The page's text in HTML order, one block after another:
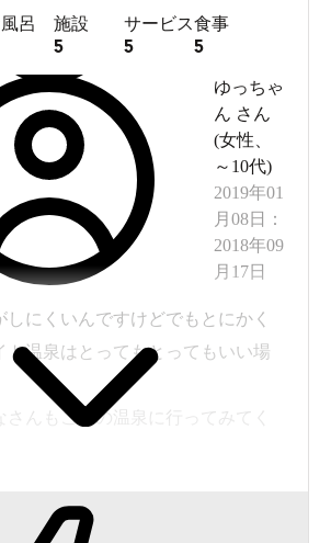
レストランに入れないままラスト
になり、空腹を抱えてマンガを読
した。
ーがあったのに残念でした。
ても美味しかったです)
、マンガ好きには最高の場所で
ぽくて楽しいです。
に入って読む場所が快適でした
もが来ると遊び場のように騒いで
そして冬だったので、窓からくる
いです。着る毛布の提供があった
すが。
ないです。子どもがシリーズ全巻
しても注意もせず放置。
呂 施設
5
サービス
5
食事
5
ゆっちゃ
ん さん
(女性
～10代)
2019年01
月08日
：
2018年09
月17日
しにくいんですけどでもとにかく
ト温泉はとってもとってもいい場
さんもここの温泉に行ってみてく